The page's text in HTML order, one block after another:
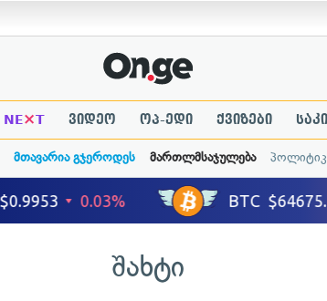
NE×T ვიდეო ოპ-ედი ქვიზები
მთავარია გჯეროდეს მართლმსაჯულება
შახტი